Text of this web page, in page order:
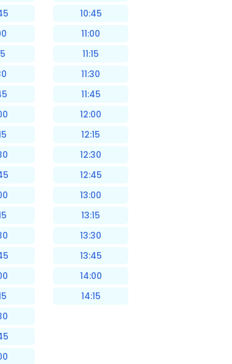
10:45
11:00
11:15
11:30
11:45
12:00
12:15
12:30
12:45
13:00
13:15
13:30
13:45
14:00
14:15